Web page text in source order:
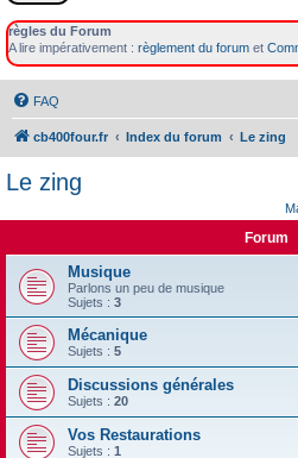
règles du Forum
A lire impérativement : règlement du forum et
FAQ
cb400four.fr Index du forum Le zing
Le zing
Forum
Musique
Parlons un peu de musique
Sujets : 3
Mécanique
Sujets : 5
Discussions générales
Sujets : 20
Vos Restaurations
Sujets : 1